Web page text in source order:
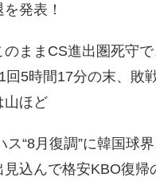
発表！
のままCS進出圏死守で
5時間17分の末、敗
山ほど
ス“8月復調”に韓国球
込んで格安KBO復帰